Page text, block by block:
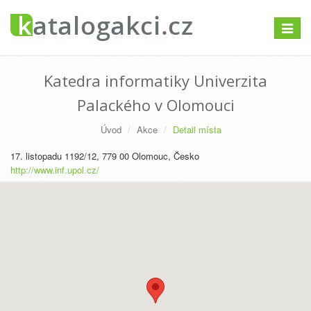
Katedra informatiky Univerzita
Palackého v Olomouci
Úvod Akce
Detail místa
17. listopadu 1192/12, 779 00 Olomouc, Česko
http://www.inf.upol.cz/